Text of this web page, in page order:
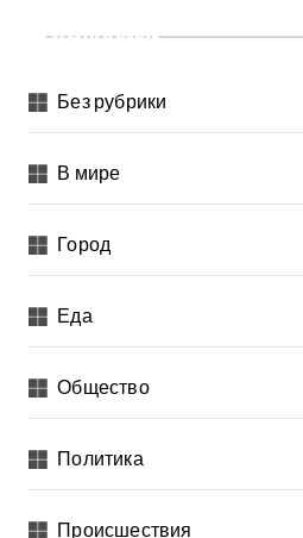
Рубрики
Без рубрики
В мире
Город
Еда
Общество
Политика
Происшествия